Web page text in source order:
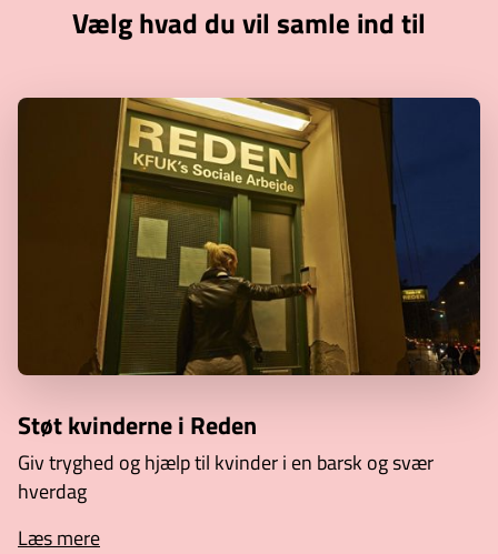
Vælg hvad du vil samle ind til
Støt kvinderne i Reden
Giv tryghed og hjælp til kvinder i en barsk og svær
hverdag
Læs mere